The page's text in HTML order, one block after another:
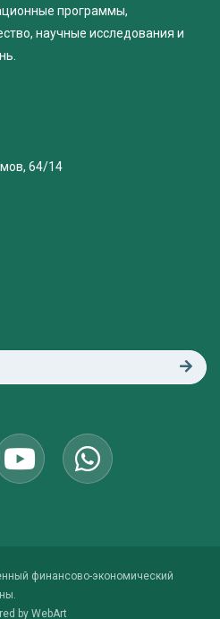
программы,
научные исследования и
64/14
финансово-экономический
by WebArt